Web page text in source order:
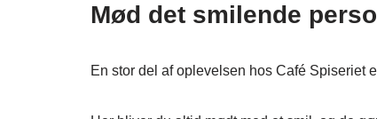
Mød det smilende
En stor del af oplevelsen hos Café Spiseriet